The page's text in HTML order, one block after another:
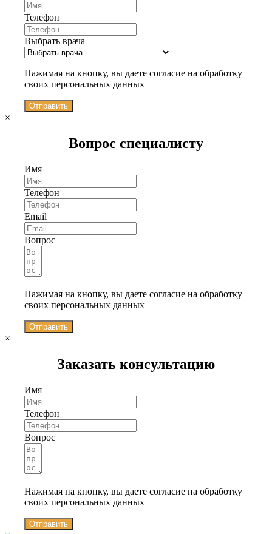
Телефон
Выбрать врача
Нажимая на кнопку, вы даете согласие на обработку
своих персональных данных
Отправить
×
Вопрос специалисту
Имя
Телефон
Email
Вопрос
Нажимая на кнопку, вы даете согласие на обработку
своих персональных данных
Отправить
×
Заказать консультацию
Имя
Телефон
Вопрос
Нажимая на кнопку, вы даете согласие на обработку
своих персональных данных
Отправить